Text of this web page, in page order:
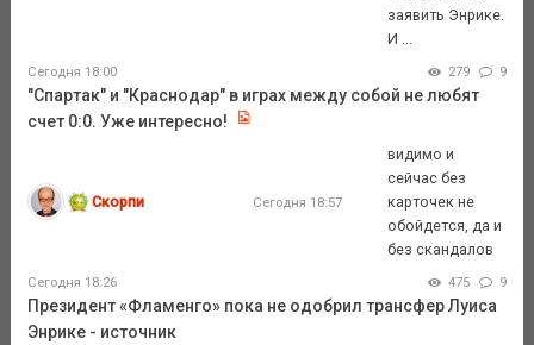
заявить Энрике.
И ...
Сегодня 18:00 279 9
"Спартак" и "Краснодар" в играх между собой не любят
счет 0:0. Уже интересно!
Скорпи Сегодня 18:57
видимо и
сейчас без
карточек не
обойдется, да и
без скандалов
Сегодня 18:26 475 9
Президент «Фламенго» пока не одобрил трансфер Луиса
Энрике - источник